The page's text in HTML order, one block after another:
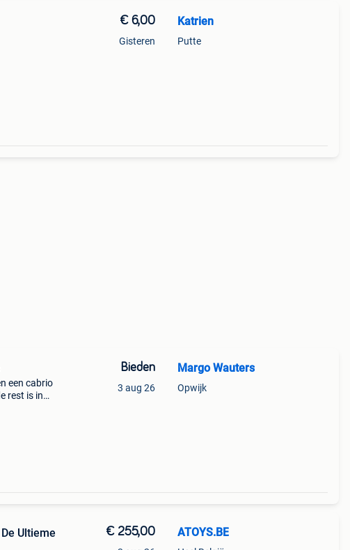
€ 6,00
Gisteren
Katrien
Putte
een cabrio
rest is in
Bieden
3 aug 26
Margo Wauters
Opwijk
Ultieme
€ 255,00 ATOYS.BE